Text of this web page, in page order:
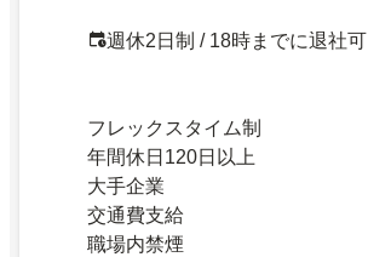
週休2日制 / 18時までに退社可
フレックスタイム制
年間休日120日以上
大手企業
交通費支給
職場内禁煙